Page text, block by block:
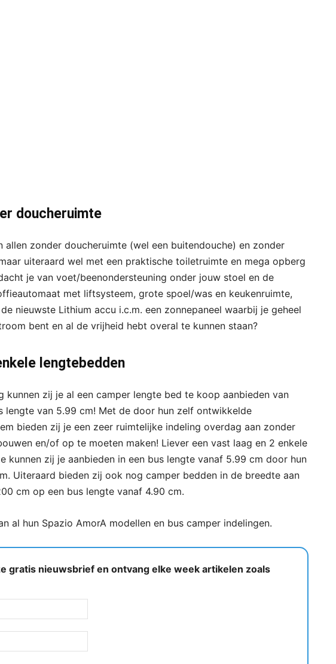
doucheruimte
allen zonder doucheruimte (wel een buitendouche) en zonder
uiteraard wel met een praktische toiletruimte en mega opberg
je van voet/beenondersteuning onder jouw stoel en de
met liftsysteem, grote spoel/was en keukenruimte,
nieuwste Lithium accu i.c.m. een zonnepaneel waarbij je geheel
bent en al de vrijheid hebt overal te kunnen staan?
lengtebedden
kunnen zij je al een camper lengte bed te koop aanbieden van
lengte van 5.99 cm! Met de door hun zelf ontwikkelde
bieden zij je een zeer ruimtelijke indeling overdag aan zonder
en/of op te moeten maken! Liever een vast laag en 2 enkele
kunnen zij je aanbieden in een bus lengte vanaf 5.99 cm door hun
Uiteraard bieden zij ook nog camper bedden in de breedte aan
cm op een bus lengte vanaf 4.90 cm.
al hun Spazio AmorA modellen en bus camper indelingen.
gratis nieuwsbrief en ontvang elke week artikelen zoals